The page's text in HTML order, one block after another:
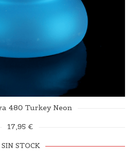
480 Turkey Neon
17,95 €
SIN STOCK